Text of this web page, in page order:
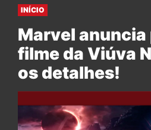
INÍCIO
Marvel
filme da Viúva
os detalhes!